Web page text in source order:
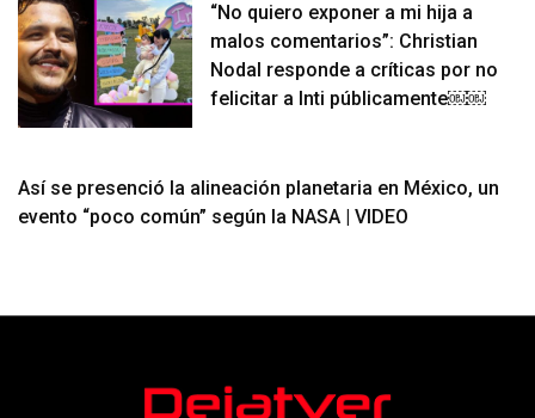
“No quiero exponer a mi hija a
malos comentarios”: Christian
Nodal responde a críticas por no
felicitar a Inti públicamente￼￼
Así se presenció la alineación planetaria en México, un
evento “poco común” según la NASA | VIDEO